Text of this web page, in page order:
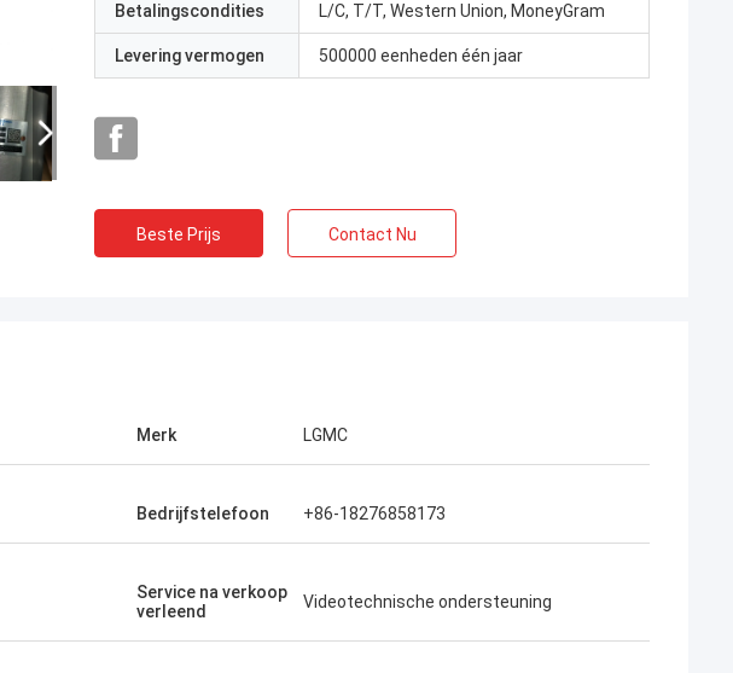
Betalingscondities L/C, T/T, Western Union, MoneyGram
Levering vermogen 500000 eenheden één jaar
Beste Prijs Contact Nu
Merk LGMC
Bedrijfstelefoon +86-18276858173
Service na verkoop
verleend
Videotechnische ondersteuning